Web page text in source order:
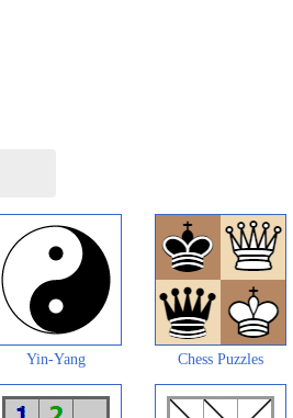
Yin-Yang Chess Puzzles